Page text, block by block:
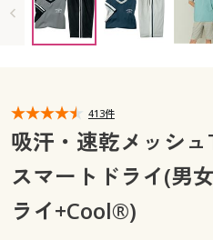
カタログ無料プレゼント
マイページ
閲覧履歴
お気に入り
会員メニュー
閲覧履歴
お気に入り
サポート
413件
吸汗・速乾メッシ
スマートドライ(男
ライ+Cool®)